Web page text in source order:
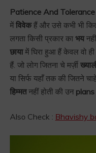
Patience And
में विवेकहैं और उसे कभी भी
लगता किसी प्रकार का भय
छायामें घिरा हुआ हैं केवल वो ही
हैं. जो लोग जितना चे मर्ज़ी
या सिर्फ यहाँ तक की जितने
हिम्मतनहीं होती की उन plans
Also Check : Bhavishy